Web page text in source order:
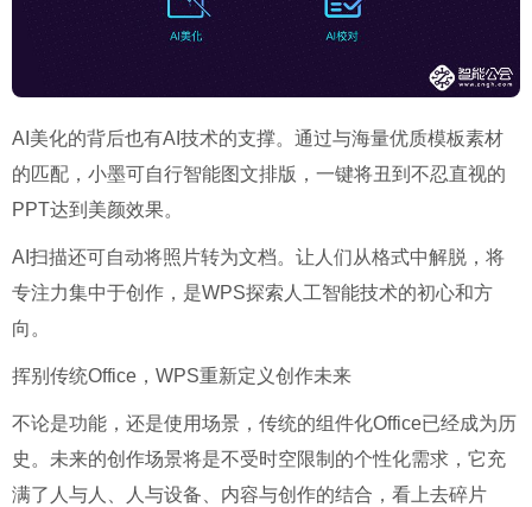
AI美化的背后也有AI技术的支撑。通过与海量优质模板素材
的匹配，小墨可自行智能图文排版，一键将丑到不忍直视的
PPT达到美颜效果。
AI扫描还可自动将照片转为文档。让人们从格式中解脱，将
专注力集中于创作，是WPS探索人工智能技术的初心和方
向。
挥别传统Office，WPS重新定义创作未来
不论是功能，还是使用场景，传统的组件化Office已经成为历
史。未来的创作场景将是不受时空限制的个性化需求，它充
满了人与人、人与设备、内容与创作的结合，看上去碎片